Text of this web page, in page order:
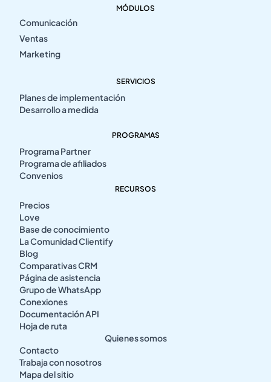
MÓDULOS
Comunicación
Ventas
Marketing
SERVICIOS
Planes de implementación
Desarrollo a medida
PROGRAMAS
Programa Partner
Programa de afiliados
Convenios
RECURSOS
Precios
Love
Base de conocimiento
La Comunidad Clientify
Blog
Comparativas CRM
Página de asistencia
Grupo de WhatsApp
Conexiones
Documentación API
Hoja de ruta
Quienes somos
Contacto
Trabaja con nosotros
Mapa del sitio